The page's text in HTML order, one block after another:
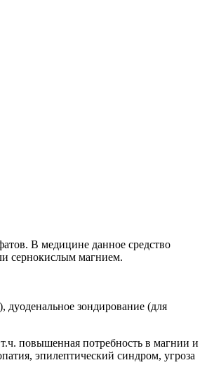
В медицине данное средство
сернокислым магнием.
дуоденальное зондирование (для
повышенная потребность в магнии и
эпилептический синдром, угроза